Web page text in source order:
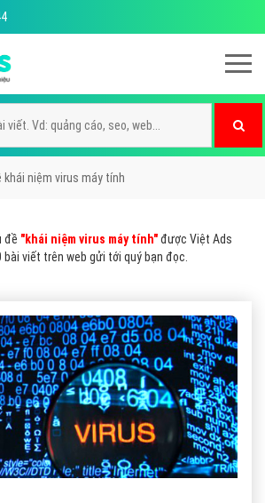
khái niệm virus máy tính
đề "khái niệm virus máy tính"được Việt Ads
viết trên web gửi tới quý bạn đọc.